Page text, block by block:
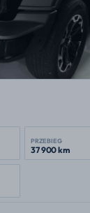
PRZEBIEG
37 900 km